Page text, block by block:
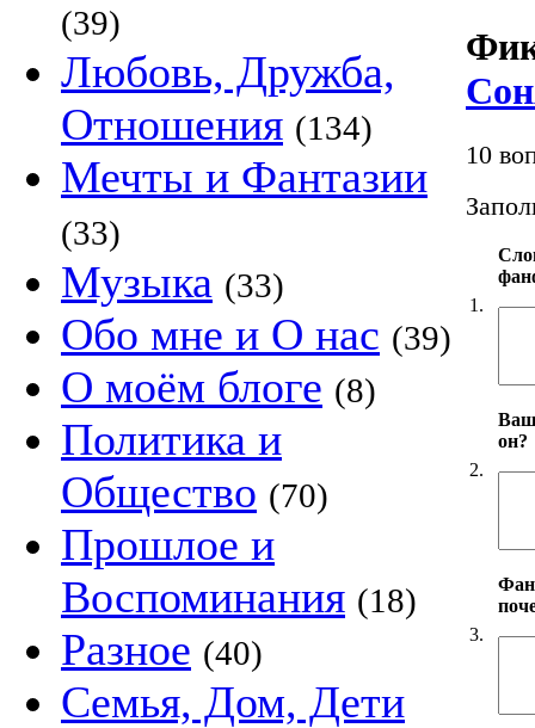
(39)
Любовь, Дружба,
Отношения (134)
Мечты и Фантазии
(33)
Музыка (33)
Обо мне и О нас (39)
О моём блоге (8)
Политика и
Общество (70)
Прошлое и
Воспоминания (18)
Разное (40)
Семья, Дом, Дети
10
1.
2.
Ваш
он?
3.